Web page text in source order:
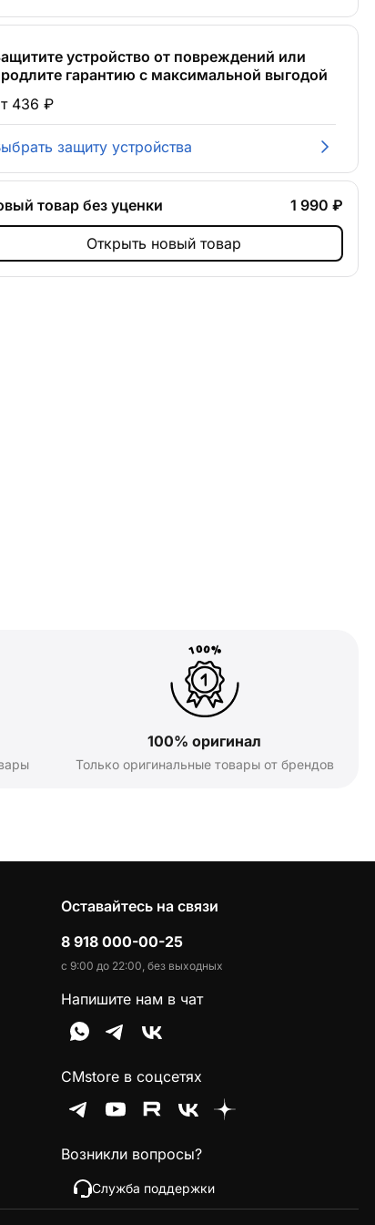
устройство от повреждений или
гарантию с максимальной выгодой
436 ₽
защиту устройства
товар без уценки 1 990 ₽
Открыть новый товар
100% оригинал
Только оригинальные товары от брендов
Оставайтесь на связи
8 918 000-00-25
с 9:00 до 22:00, без выходных
Напишите нам в чат
CMstore в соцсетях
Возникли вопросы?
Служба поддержки